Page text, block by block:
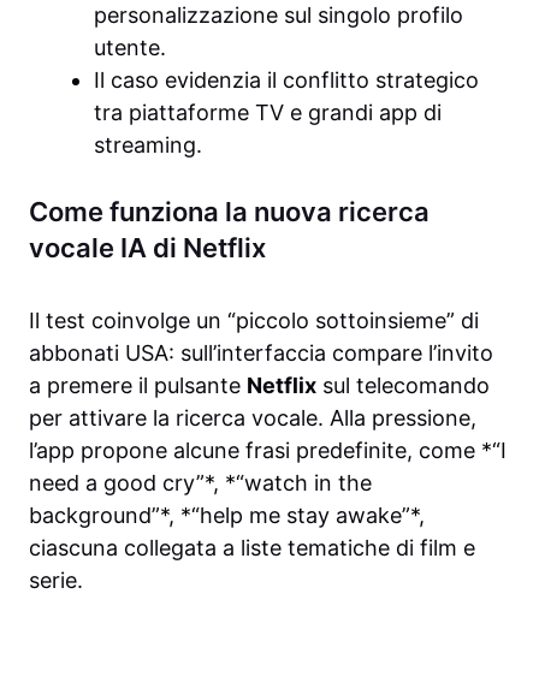
personalizzazione sul singolo profilo
utente.
Il caso evidenzia il conflitto strategico
tra piattaforme TV e grandi app di
streaming.
Come funziona la nuova ricerca
vocale IA di Netflix
Il test coinvolge un “piccolo sottoinsieme” di
abbonati USA: sull’interfaccia compare l’invito
a premere il pulsante Netflix sul telecomando
per attivare la ricerca vocale. Alla pressione,
l’app propone alcune frasi predefinite, come *“I
need a good cry”*, *“watch in the
background”*, *“help me stay awake”*,
ciascuna collegata a liste tematiche di film e
serie.